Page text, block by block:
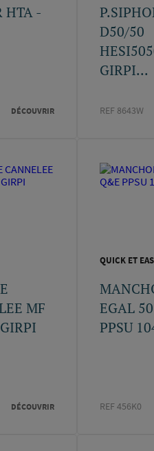
HTA -
DÉCOUVRIR
D50/50
GIRPI...
REF 8643W
MF
DÉCOUVRIR
QUICK ET
EGAL
PPSU
REF 456K0